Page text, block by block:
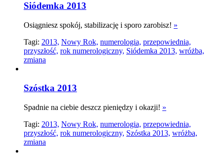
Siódemka 2013
Osiągniesz spokój, stabilizację i sporo zarobisz! »
Tagi: 2013, Nowy Rok, numerologia, przepowiednia,
przyszłość, rok numerologiczny, Siódemka 2013, wróżba,
zmiana
Szóstka 2013
Spadnie na ciebie deszcz pieniędzy i okazji! »
Tagi: 2013, Nowy Rok, numerologia, przepowiednia,
przyszłość, rok numerologiczny, Szóstka 2013, wróżba,
zmiana